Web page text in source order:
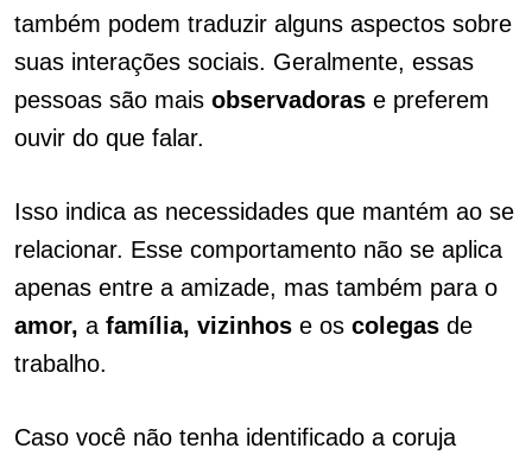
também podem traduzir alguns aspectos sobre
suas interações sociais. Geralmente, essas
pessoas são mais observadoras e preferem
ouvir do que falar.
Isso indica as necessidades que mantém ao se
relacionar. Esse comportamento não se aplica
apenas entre a amizade, mas também para o
amor, a família, vizinhos e os colegas de
trabalho.
Caso você não tenha identificado a coruja